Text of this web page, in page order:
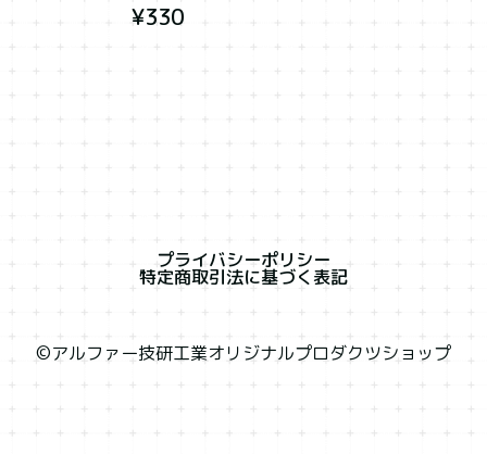
¥330
プライバシーポリシー
特定商取引法に基づく表記
©︎アルファー技研工業オリジナルプロダクツショップ